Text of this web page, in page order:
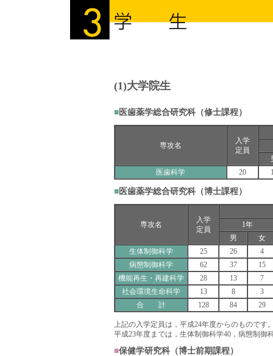
(1)大学院生
■医歯薬学総合研究科（修士課程）
専攻名
入学
定員
医歯科学
20
■医歯薬学総合研究科（博士課程）
専攻名
入学
定員
1年
男
女
生体制御科学
25 26
4
病態制御科学
62 37
15
機能再生・再建科学
28 13
7
社会環境生命科学
13 8
3
合 計
128 84 29
上記の入学定員は，平成24年度からのものです
平成23年度までは，生体制御科学40，病態制御
■保健学研究科（博士前期課程）